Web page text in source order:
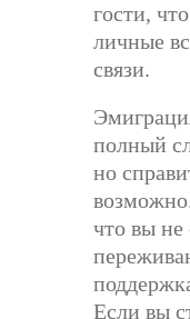
гости,
личные
связи.
полный
но
что вы не
Если вы